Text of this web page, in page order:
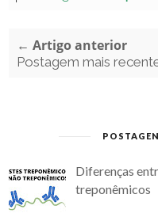
← Artigo anterior
Postagem mais
Diferenças
treponêmicos